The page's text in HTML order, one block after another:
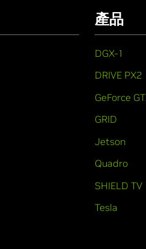
產品
DGX-1
DRIVE PX2
GeForce
GRID
Jetson
Quadro
SHIELD TV
Tesla